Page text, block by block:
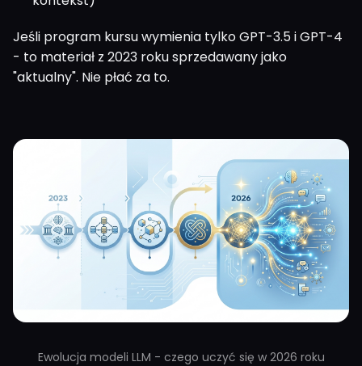
Jeśli program kursu wymienia tylko GPT-3.5 i GPT-4
- to materiał z 2023 roku sprzedawany jako
"aktualny". Nie płać za to.
Ewolucja modeli LLM - czego uczyć się w 2026 roku